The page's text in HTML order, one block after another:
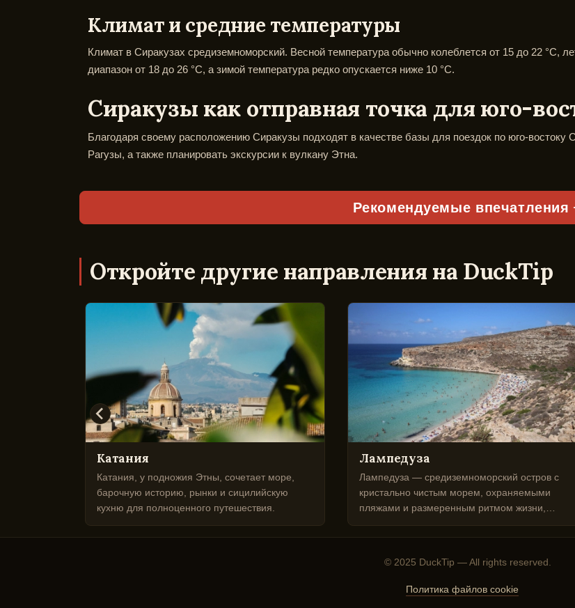
Климат и средние температуры
Климат в Сиракузах средиземноморский. Весной температура обычно колеблется от 15 до 22 °C,
диапазон от 18 до 26 °C, а зимой температура редко опускается ниже 10 °C.
Сиракузы как отправная точка для юго-
Благодаря своему расположению Сиракузы подходят в качестве базы для поездок по юго-
Рагузы, а также планировать экскурсии к вулкану Этна.
Рекомендуемые впечатления
Откройте другие направления на DuckTip
Катания
Катания, у подножия Этны, сочетает море,
барочную историю, рынки и сицилийскую
кухню для полноценного путешествия.
Лампедуза
Лампедуза — средиземноморский остров с
кристально чистым морем, охраняемыми
пляжами и размеренным ритмом жизни,
© 2025 DuckTip — All rights reserved.
Политика файлов cookie